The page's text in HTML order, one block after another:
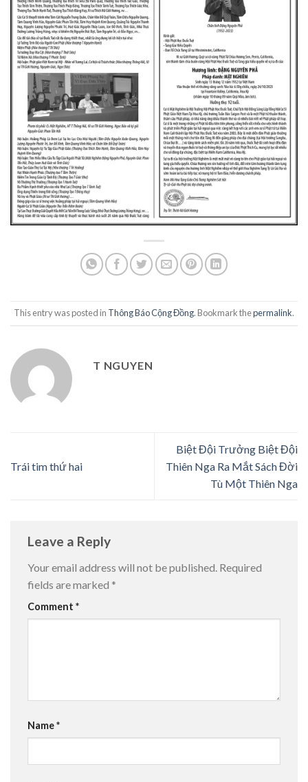
This entry was posted in Thông Báo Cộng Đồng. Bookmark thepermalink.
T NGUYEN
Trái tim thứ hai
Biệt Đội Trưởng Biệt Đội
Thiên Nga Ra Mắt Sách Đời
Tù Một Thiên Nga
Leave a Reply
Your email address will not be published. Required
fields are marked *
Comment *
Name*